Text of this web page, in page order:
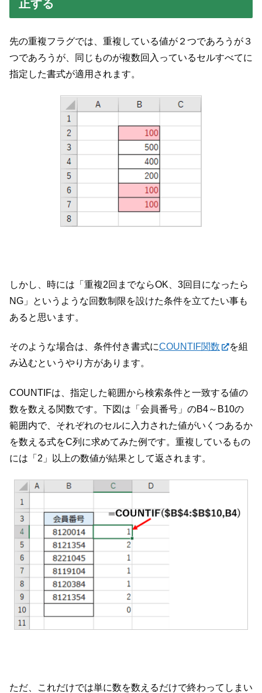
正する
先の重複フラグでは、重複している値が２つであろうが３
つであろうが、同じものが複数回入っているセルすべてに
指定した書式が適用されます。
しかし、時には「重複2回までならOK、3回目になったら
NG」というような回数制限を設けた条件を立てたい事も
あると思います。
そのような場合は、条件付き書式にCOUNTIF関数
を組
み込むというやり方があります。
COUNTIFは、指定した範囲から検索条件と一致する値の
数を数える関数です。下図は「会員番号」のB4～B10の
範囲内で、それぞれのセルに入力された値がいくつあるか
を数える式をC列に求めてみた例です。重複しているもの
には「2」以上の数値が結果として返されます。
ただ、これだけでは単に数を数えるだけで終わってしまい